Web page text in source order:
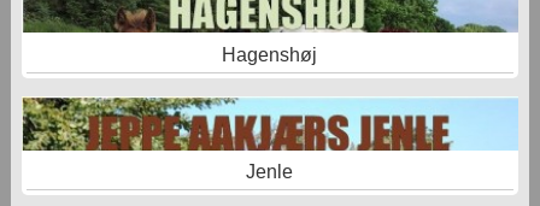
Hagenshøj
Jenle